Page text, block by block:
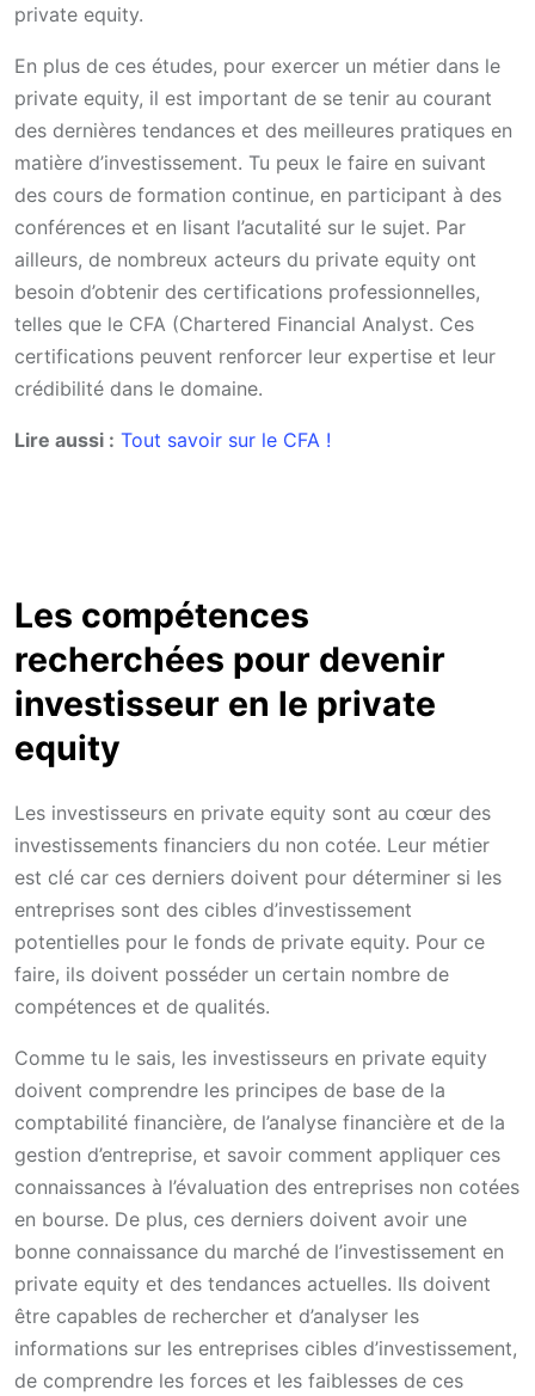
private equity.
En plus de ces études, pour exercer un métier dans le
private equity, il est important de se tenir au courant
des dernières tendances et des meilleures pratiques en
matière d’investissement. Tu peux le faire en suivant
des cours de formation continue, en participant à des
conférences et en lisant l’acutalité sur le sujet. Par
ailleurs, de nombreux acteurs du private equity ont
besoin d’obtenir des certifications professionnelles,
telles que le CFA (Chartered Financial Analyst. Ces
certifications peuvent renforcer leur expertise et leur
crédibilité dans le domaine.
Lire aussi : Tout savoir sur le CFA !
Les compétences
recherchées pour devenir
investisseur en le private
equity
Les investisseurs en private equity sont au cœur des
investissements financiers du non cotée. Leur métier
est clé car ces derniers doivent pour déterminer si les
entreprises sont des cibles d’investissement
potentielles pour le fonds de private equity. Pour ce
faire, ils doivent posséder un certain nombre de
compétences et de qualités.
Comme tu le sais, les investisseurs en private equity
doivent comprendre les principes de base de la
comptabilité financière, de l’analyse financière et de la
gestion d’entreprise, et savoir comment appliquer ces
connaissances à l’évaluation des entreprises non cotées
en bourse. De plus, ces derniers doivent avoir une
bonne connaissance du marché de l’investissement en
private equity et des tendances actuelles. Ils doivent
être capables de rechercher et d’analyser les
informations sur les entreprises cibles d’investissement,
de comprendre les forces et les faiblesses de ces